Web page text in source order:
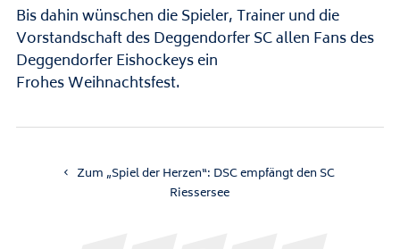
Bis dahin wünschen die Spieler, Trainer und die
Vorstandschaft des Deggendorfer SC allen Fans des
Deggendorfer Eishockeys ein
Frohes Weihnachtsfest.
Zum „Spiel der Herzen“: DSC empfängt den SC
Riessersee